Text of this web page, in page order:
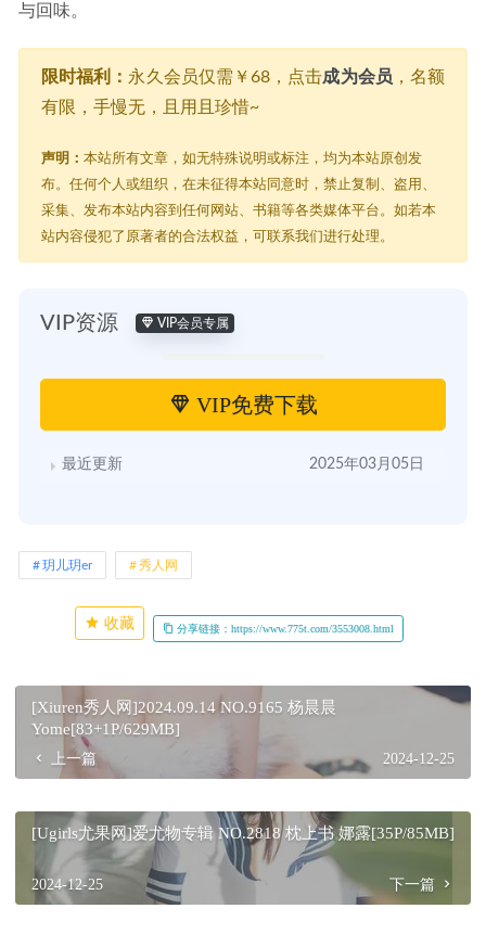
与回味。
限时福利： 永久会员仅需￥68，点击成为会员 ，名额
有限，手慢无，且用且珍惜~
声明： 本站所有文章，如无特殊说明或标注，均为本站原创发
布。任何个人或组织，在未征得本站同意时，禁止复制、盗用、
采集、发布本站内容到任何网站、书籍等各类媒体平台。如若本
站内容侵犯了原著者的合法权益，可联系我们进行处理。
VIP资源 VIP会员专属
VIP免费下载
最近更新 2025年03月05日
玥儿玥er 秀人网
收藏 分享链接：https://www.775t.com/3553008.html
[Xiuren秀人网]2024.09.14 NO.9165 杨晨晨
Yome[83+1P/629MB]
上一篇 2024-12-25
[Ugirls尤果网]爱尤物专辑 NO.2818 枕上书 娜露[35P/85MB]
2024-12-25 下一篇